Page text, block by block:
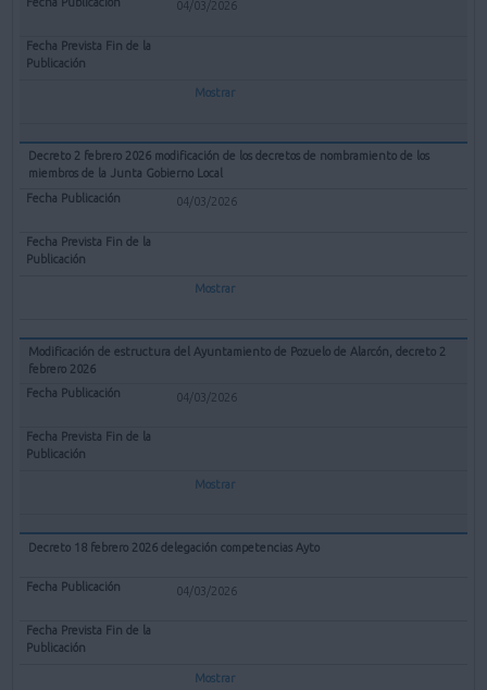
04/03/2026
Mostrar
Decreto 2 febrero 2026 modificación de los decretos de nombramiento de los
miembros de la Junta Gobierno Local
04/03/2026
Mostrar
Modificación de estructura del Ayuntamiento de Pozuelo de Alarcón, decreto 2
febrero 2026
04/03/2026
Mostrar
Decreto 18 febrero 2026 delegación competencias Ayto
04/03/2026
Mostrar